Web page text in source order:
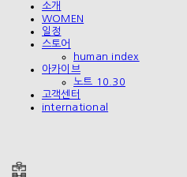
소개
WOMEN
일정
스토어
human index
아카이브
노트 10.30
고객센터
international